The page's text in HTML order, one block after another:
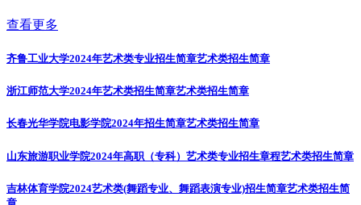
查看更多
齐鲁工业大学2024年艺术类专业招生简章艺术类招生简章
浙江师范大学2024年艺术类招生简章艺术类招生简章
长春光华学院电影学院2024年招生简章艺术类招生简章
山东旅游职业学院2024年高职（专科）艺术类专业招生章程艺术类招生简章
吉林体育学院2024艺术类(舞蹈专业、舞蹈表演专业)招生简章艺术类招生简